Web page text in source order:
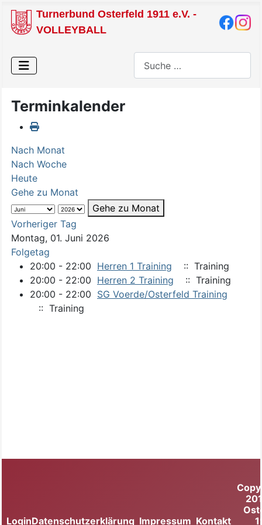
Turnerbund Osterfeld 1911 e.V. -
VOLLEYBALL
Terminkalender
Nach Monat
Nach Woche
Heute
Gehe zu Monat
Gehe zu Monat
Vorheriger Tag
Montag, 01. Juni 2026
Folgetag
20:00 - 22:00 Herren 1 Training
:: Training
20:00 - 22:00 Herren 2 Training
:: Training
20:00 - 22:00 SG Voerde/Osterfeld Training
:: Training
LoginDatenschutzerklärung Impressum Kontakt